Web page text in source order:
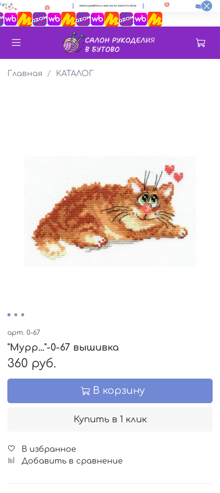
Главная КАТАЛОГ
арт. 0-67
"Мурр..."-0-67 вышивка
360 руб.
В корзину
Купить в 1 клик
В избранное
Добавить в сравнение